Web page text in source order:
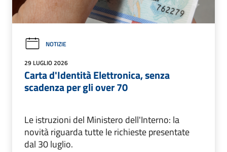
NOTIZIE
29 LUGLIO 2026
Carta d'Identità Elettronica, senza
scadenza per gli over 70
Le istruzioni del Ministero dell'Interno: la
novità riguarda tutte le richieste presentate
dal 30 luglio.